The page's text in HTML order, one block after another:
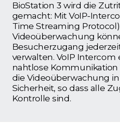
BioStation 3 wird die
gemacht: Mit VoIP-
Time Streaming
Videoüberwachung
Besucherzugang
verwalten. VoIP
nahtlose
die Videoüberwachung
Sicherheit, so dass alle
Kontrolle sind.